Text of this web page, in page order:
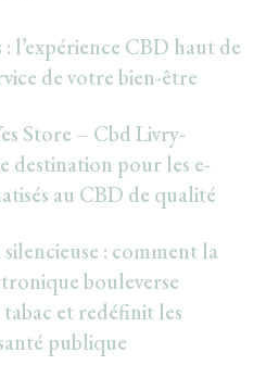
l’expérience CBD haut de
de votre bien-être
Store – Cbd Livry-
destination pour les e-
au CBD de qualité
: comment la
bouleverse
et redéfinit les
publique